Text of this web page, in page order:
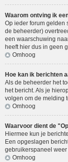
Waarom ontving ik
Op ieder forum gelden
de beheerder)
een waarschuwing
heeft hier dus in geen
Omhoog
Hoe kan ik berichten
Als de beheerder het
het bericht. Als je
volgen om de melding
Omhoog
Waarvoor dient de
Hiermee kun je
Een opgeslagen
gebruikerspaneel
Omhoog